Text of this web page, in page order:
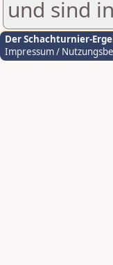
und sind
Der Schachturnier-
Impressum /